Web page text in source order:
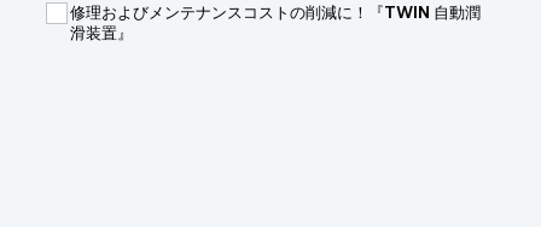
修理およびメンテナンスコストの削減に！『TWIN 自動潤
滑装置』